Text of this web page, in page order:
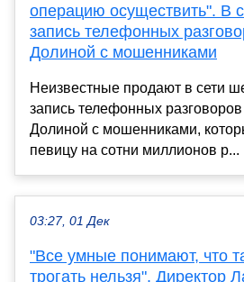
операцию осуществить". В
запись телефонных
Долиной с мошенниками
Неизвестные продают в сети
запись телефонных
Долиной с мошенниками,
певицу на сотни миллионов р...
03:27, 01 Дек
"Все умные понимают, что
трогать нельзя". Директор